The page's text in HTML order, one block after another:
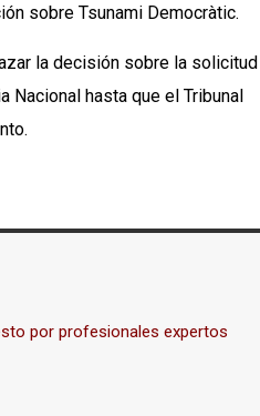
sobre Tsunami Democràtic.
la decisión sobre la solicitud
Nacional hasta que el Tribunal
por profesionales expertos